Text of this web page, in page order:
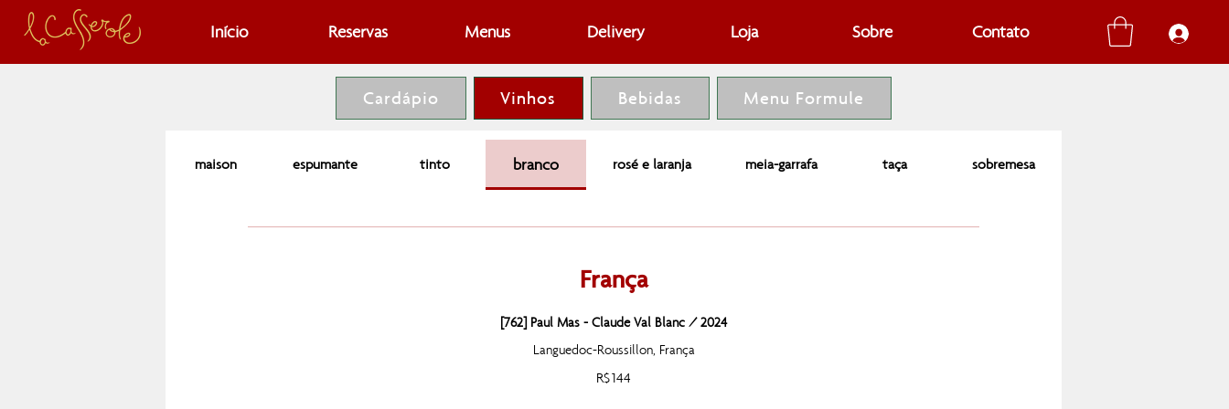
Início Reservas Menus Delivery Loja Sobre Contato
Cardápio Vinhos Bebidas Menu Formule
maison espumante tinto branco rosé e laranja meia-garrafa taça sobremesa
França
[762] Paul Mas - Claude Val Blanc / 2024
Languedoc-Roussillon, França
R$ 144